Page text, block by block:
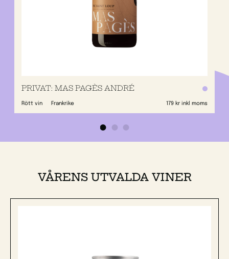
PRIVAT: MAS PAGÈS ANDRÉ
Rött vin Frankrike 179 kr inkl moms
VÅRENS UTVALDA VINER